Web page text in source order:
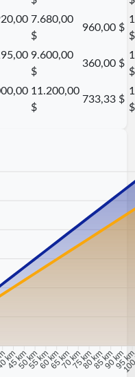
7.680,00
$
960,00 $
$
9.600,00
$
360,00 $
$
11.200,00
$
733,33 $
$
km
45 km50 km55 km60 km65 km70 km75 km80 km85 km90 km
95